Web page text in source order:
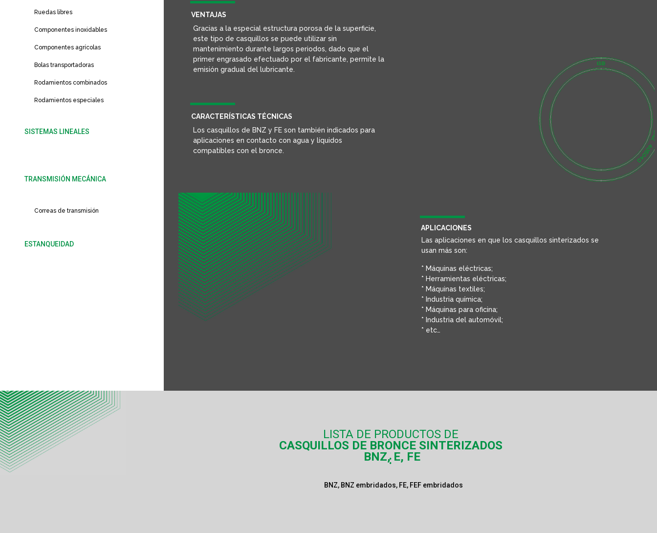
Ruedas libres
Componentes inoxidables
Componentes agrícolas
Bolas transportadoras
Rodamientos combinados
Rodamientos especiales
SISTEMAS LINEALES
TRANSMISIÓN MECÁNICA
Correas de transmisión
ESTANQUEIDAD
VENTAJAS
Gracias a la especial estructura porosa de la superficie,
este tipo de casquillos se puede utilizar sin
mantenimiento durante largos periodos, dado que el
primer engrasado efectuado por el fabricante, permite la
emisión gradual del lubricante.
CARACTERÍSTICAS TÉCNICAS
Los casquillos de BNZ y FE son también indicados para
aplicaciones en contacto con agua y líquidos
compatibles con el bronce.
APLICACIONES
Las aplicaciones en que los casquillos sinterizados se
usan más son:
* Máquinas eléctricas;
* Herramientas eléctricas;
* Máquinas textiles;
* Industria química;
* Máquinas para oficina;
* Industria del automóvil;
* etc…
LISTA DE PRODUCTOS DE
CASQUILLOS DE BRONCE SINTERIZADOS
BNZ, E, FE
:
BNZ, BNZ embridados, FE, FEF embridados